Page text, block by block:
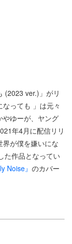
(2023 ver.)」がリ
っても 」は元々
やゆーが、ヤング
年4月に配信リリ
が僕を嫌いにな
た作品となってい
Noise』 のカバー